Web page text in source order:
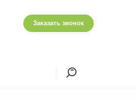
Заказать звонок